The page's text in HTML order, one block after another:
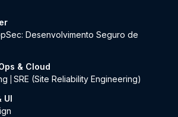
Desenvolvimento Seguro de
& Cloud
SRE (Site Reliability Engineering)
UI